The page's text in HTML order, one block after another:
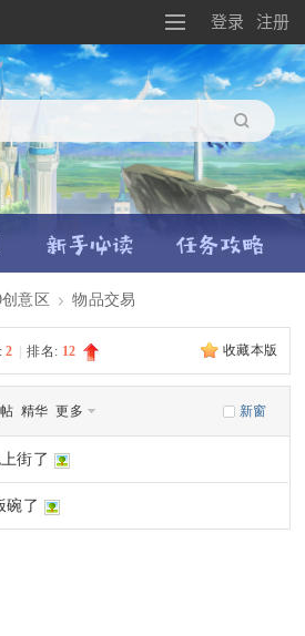
登录 注册
搜索
意区 物品交易
收藏本版
2 排名: 12
新窗
精华 更多
街了
碗了